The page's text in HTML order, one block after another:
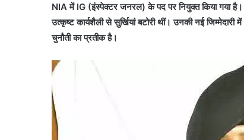
NIA में IG (इंस्पेक्टर जनरल) के पद पर नियुक्त किया गया है।
उत्कृष्ट कार्यशैली से सुर्खियां बटोरी थीं। उनकी नई
चुनौती का प्रतीक है।